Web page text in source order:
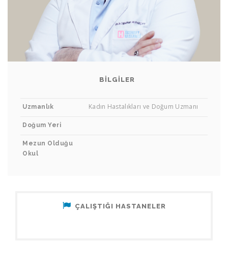
Op. Dr. A. Oğuzhan Ayparçası
BILGILER
Uzmanlık Kadın Hastalıkları ve Doğum Uzmanı
Doğum Yeri
Mezun Olduğu
Okul
ÇALIŞTIĞI HASTANELER